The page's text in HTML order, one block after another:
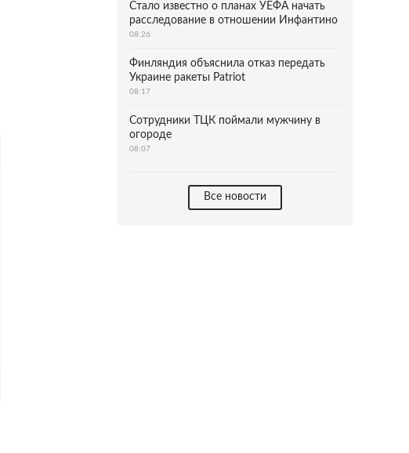
Стало известно о планах УЕФА начать
расследование в отношении Инфантино
08:26
Финляндия объяснила отказ передать
Украине ракеты Patriot
08:17
Сотрудники ТЦК поймали мужчину в
огороде
08:07
Все новости